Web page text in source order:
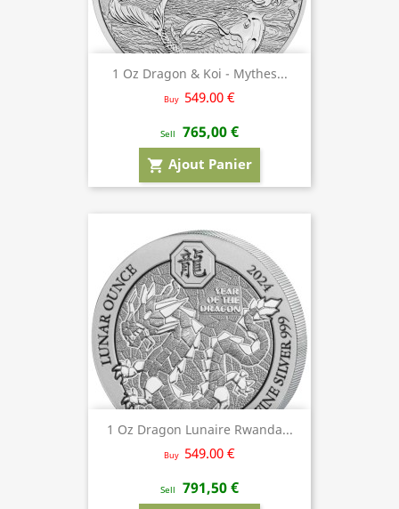
1 Oz Dragon & Koi - Mythes...
Buy 549.00 €
Sell 765,00 €
shopping_cart Ajout Panier
1 Oz Dragon Lunaire Rwanda...
Buy 549.00 €
Sell 791,50 €